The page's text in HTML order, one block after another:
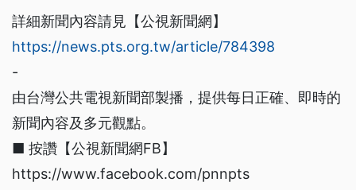
詳細新聞內容請見【公視新聞網】
https://news.pts.org.tw/article/784398
-
由台灣公共電視新聞部製播，提供每日正確、即時的
新聞內容及多元觀點。
■ 按讚【公視新聞網FB】
https://www.facebook.com/pnnpts